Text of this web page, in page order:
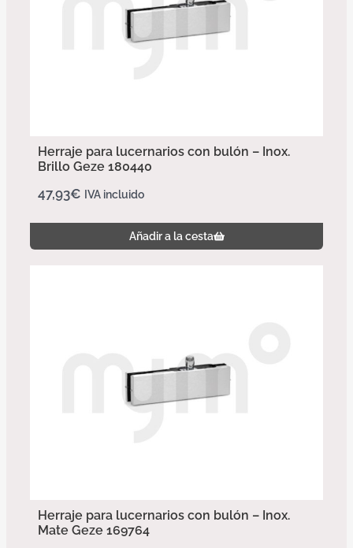
Herraje para lucernarios con bulón – Inox.
Brillo Geze 180440
47,93€ IVA incluido
Añadir a la cesta
Herraje para lucernarios con bulón – Inox.
Mate Geze 169764